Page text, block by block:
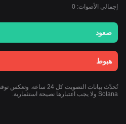
إجمالي الأصوات: 0
صعود
هبوط
تُحدّث بيانات التصويت كل
Solana ولا يجب اعتبارها نصيحة استثمارية.